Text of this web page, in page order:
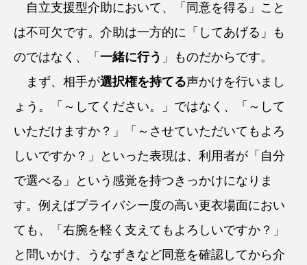
自立支援型介助において、「同意を得る」こと
は不可欠です。介助は一方的に「してあげる」も
のではなく、「 一緒に行う 」ものだからです。
まず、相手が選択権を持てる声かけを行いまし
ょう。「～してください。」ではなく、「～して
いただけますか？」「～させていただいてもよろ
しいですか？」といった表現は、利用者が「自分
で選べる」という感覚を持つきっかけになりま
す。例えばプライバシー度の高い更衣場面におい
ても、「右腕を軽く支えてもよろしいですか？」
と問いかけ、うなずきなど同意を確認してから介